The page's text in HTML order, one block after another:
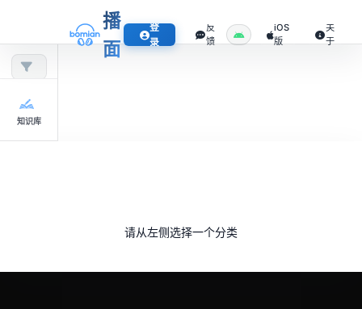
播
面
登
录
反
馈
iOS
版
关
于
知识库
请从左侧选择一个分类